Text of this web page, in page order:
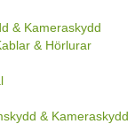
& Kameraskydd
& Hörlurar
& Kameraskydd